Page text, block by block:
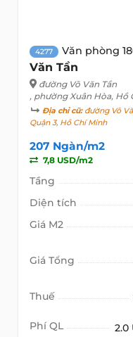
4277 Văn phòng
Văn Tần
đường Võ Văn Tần
, phường Xuân Hòa, Hồ
Địa chỉ cũ:đường Võ
Quận 3, Hồ Chí Minh
207 Ngàn/m2
7,8 USD/m2
Tầng
Diện tích
Giá M2
Giá Tổng
Thuế
Phí QL 2.0